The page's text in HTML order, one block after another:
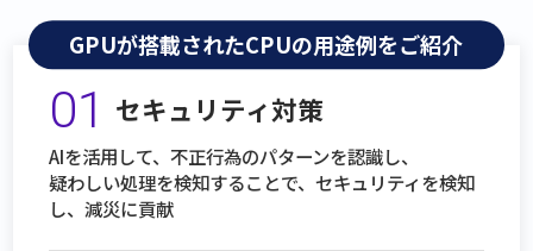
GPUが搭載されたCPUの用途例をご紹介
01 セキュリティ対策
AIを活用して、不正行為のパターンを認識し、
疑わしい処理を検知することで、セキュリティを検知
し、減災に貢献